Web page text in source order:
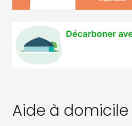
Aide à domicile